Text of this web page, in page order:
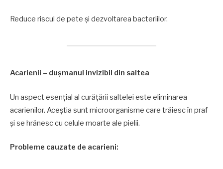
Reduce riscul de pete și dezvoltarea bacteriilor.
Acarienii – dușmanul invizibil din saltea
Un aspect esențial al curățării saltelei este eliminarea
acarienilor. Aceștia sunt microorganisme care trăiesc în praf
și se hrănesc cu celule moarte ale pielii.
Probleme cauzate de acarieni: